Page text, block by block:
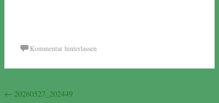
Kommentar hinterlassen
Beitragsnavigation
← 20260527_202449